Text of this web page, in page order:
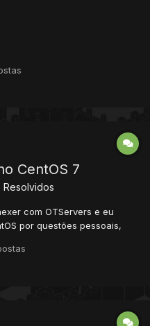
CentOS 7
Resolvidos
com OTServers e eu
por questões pessoais,
7. Tentei usar o CMAKE
obtive sucesso. Se alguém